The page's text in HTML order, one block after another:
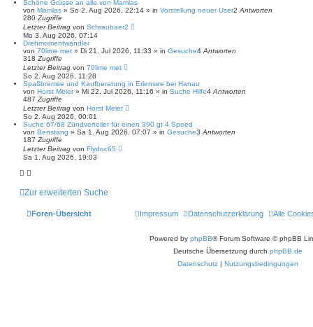
Schöne Grüsse an alle von Mamlas
von Mamlas » So 2. Aug 2026, 22:14 » in Vorstellung neuer User2 Antworten
280 Zugriffe
Letzter Beitrag von Schraubaer2
Mo 3. Aug 2026, 07:14
Drehmomentwandler
von 70lime met » Di 21. Jul 2026, 11:33 » in Gesuche4 Antworten
318 Zugriffe
Letzter Beitrag von 70lime met
So 2. Aug 2026, 11:28
Spaßbremse und Kaufberatung in Erlensee bei Hanau
von Horst Meier» Mi 22. Jul 2026, 11:16 » in Suche Hilfe4 Antworten
487 Zugriffe
Letzter Beitrag von Horst Meier
So 2. Aug 2026, 00:01
Suche 67/68 Zündverteiler für einen 390 gt 4 Speed
von Benstang » Sa 1. Aug 2026, 07:07 » in Gesuche3 Antworten
187 Zugriffe
Letzter Beitrag von Flydoc65
Sa 1. Aug 2026, 19:03
Zur erweiterten Suche
Foren-Übersicht Alle
Datenschutzerklärung
Impressum
Powered by phpBB® Forum Software © phpBB
Deutsche Übersetzung durch phpBB.de
Datenschutz | Nutzungsbedingungen